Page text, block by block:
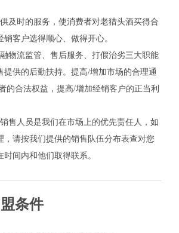
时的服务，使消费者对老猎头酒买得合
客户选得顺心、做得开心。
流监管、售后服务、打假治劣三大职能
提供的后勤扶持。提高/增加市场的合理通
的合法权益，提高/增加经销客户的正当利
人员是我们在市场上的优先责任人，如
，请按我们提供的销售队伍分布表查对您
间内和他们取得联系。
条件